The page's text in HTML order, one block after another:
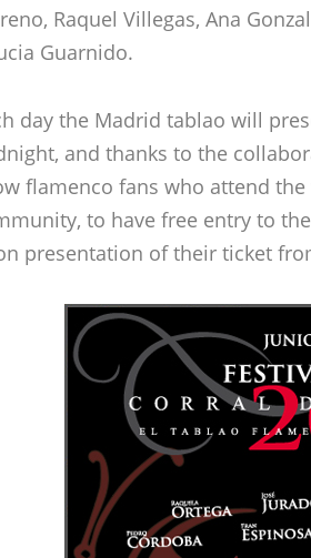
Raquel Villegas, Ana
Guarnido.
day the Madrid tablao will
and thanks to the
flamenco fans who attend
to have free entry to
presentation of their ticket